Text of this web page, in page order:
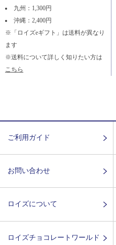
九州：1,300円
沖縄：2,400円
※「ロイズeギフト」は送料が異なり
ます
※送料について詳しく知りたい方は
こちら
ご利用ガイド
お問い合わせ
ロイズについて
ロイズチョコレートワールド